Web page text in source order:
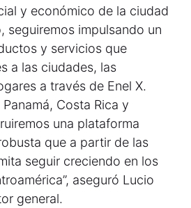
y económico de la ciudad
seguiremos impulsando un
y servicios que
a las ciudades, las
a través de Enel X.
Costa Rica y
una plataforma
que a partir de las
seguir creciendo en los
aseguró Lucio
general.